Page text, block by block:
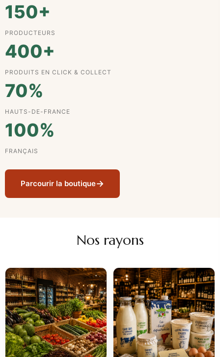
150+
PRODUCTEURS
400+
PRODUITS EN CLICK & COLLECT
70%
HAUTS-DE-FRANCE
100%
FRANÇAIS
Parcourir la boutique→
Nos rayons